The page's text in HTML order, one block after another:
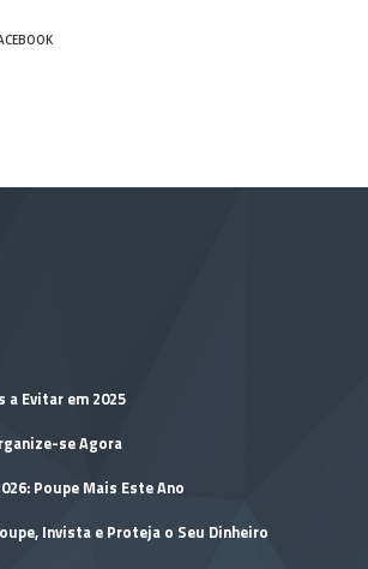
a Evitar em 2025
se Agora
Poupe Mais Este Ano
Invista e Proteja o Seu Dinheiro